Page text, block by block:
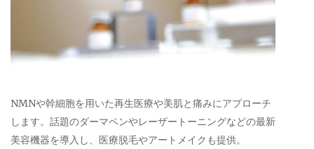
NMNや幹細胞を用いた再生医療や美肌と痛みにアプローチ
します。話題のダーマペンやレーザートーニングなどの最新
美容機器を導入し、医療脱毛やアートメイクも提供。